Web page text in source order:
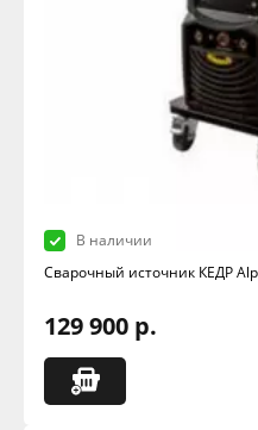
В наличии
Сварочный источник КЕДР
129 900 р.